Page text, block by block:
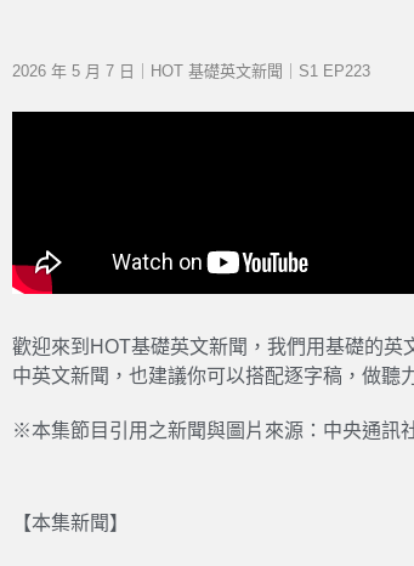
2026 年 5 月 7 日｜HOT 基礎英文新聞｜S1 EP223
歡迎來到HOT基礎英文新聞，我們用基礎的
中英文新聞，也建議你可以搭配逐字稿，做聽
※本集節目引用之新聞與圖片來源：中央通訊
【本集新聞】